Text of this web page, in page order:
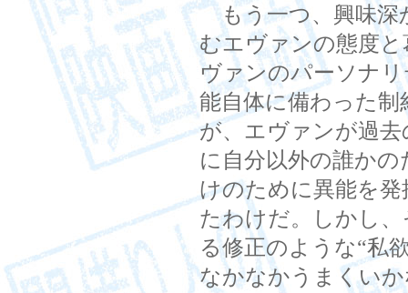
もう一つ、興味深
むエヴァンの態度
ヴァンのパーソナ
能自体に備わった
が、エヴァンが過
に自分以外の誰か
けのために異能を
たわけだ。しかし
る修正のような“私
なかなかうまくい